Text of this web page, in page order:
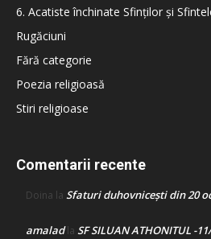
6. Acatiste închinate Sfinților și
Rugăciuni
Fără categorie
Poezia religioasă
Stiri religioase
Comentarii recente
Doina la Sfaturi duhovnicești din 20
amaladla SF SILUAN ATHONITUL -